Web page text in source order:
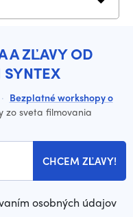
A ZĽAVY OD
· Bezplatné workshopy o
zo sveta filmovania
CHCEM ZĽAVY!
osobných údajov